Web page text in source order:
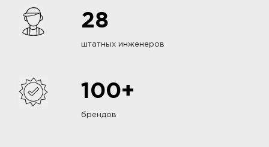
28
штатных инженеров
100+
брендов